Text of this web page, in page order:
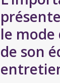
le
de son